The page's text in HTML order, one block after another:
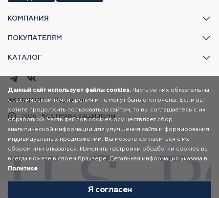
КОМПАНИЯ
ПОКУПАТЕЛЯМ
КАТАЛОГ
2026 ВСЕ ПРАВА ЗАЩИЩЕНЫ
AR FASHION Карта сайта
Данный сайт использует файлы cookies. Часть из них обязательны
с технической точки зрения и не могут быть отключены. Если вы
хотите продолжить пользоваться сайтом, то вы соглашаетесь с их
обработкой. Часть файлов cookies осуществляет сбор
аналитической информации для улучшения сайта и формирования
индивидуальных предложений. Вы можете согласиться с их
сбором или отказаться. Изменить настройки обработки cookies вы
всегда можете в своем браузере. Детальная информация указана в
Политике
Я согласен